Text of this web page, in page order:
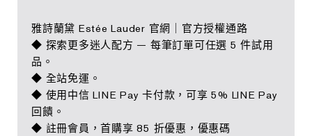
雅詩蘭黛 Estée Lauder 官網｜官方授權通路
◆ 探索更多迷人配方 — 每筆訂單可任選 5 件試用
品。
◆ 全站免運。
◆ 使用中信 LINE Pay 卡付款，可享 5% LINE Pay
回饋。
◆ 註冊會員，首購享 85 折優惠，優惠碼